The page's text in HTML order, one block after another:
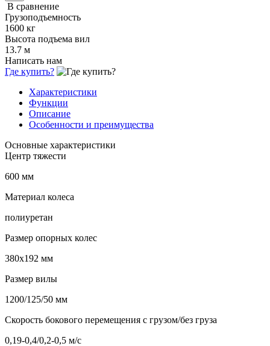
В сравнение
Грузоподъемность
1600 кг
Высота подъема вил
13.7 м
Написать нам
Где купить?
Характеристики
Функции
Описание
Особенности и преимущества
Основные характеристики
Центр тяжести
600 мм
Материал колеса
полиуретан
Размер опорных колес
380х192 мм
Размер вилы
1200/125/50 мм
Скорость бокового перемещения с грузом/без груза
0,19-0,4/0,2-0,5 м/с